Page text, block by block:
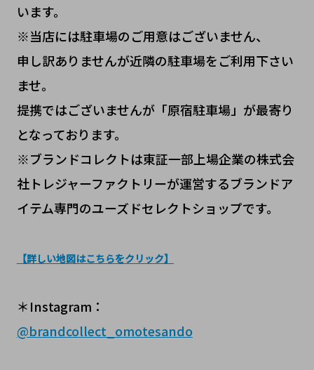
います。
※当店には駐車場のご用意はございません、
申し訳ありませんが近隣の駐車場をご利用下さい
ませ。
提携ではございませんが「原宿駐車場」が最寄り
となっております。
※ブランドコレクトは東証一部上場企業の株式会
社トレジャーファクトリーが運営するブランドア
イテム専門のユーズドセレクトショップです。
【詳しい地図はこちらをクリック】
＊Instagram：
@brandcollect_omotesando